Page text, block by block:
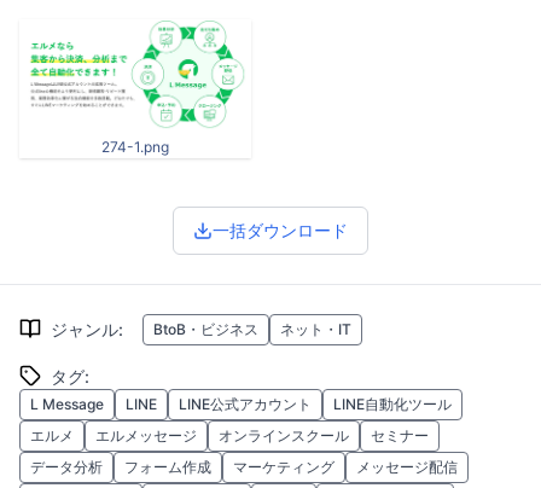
274-1.png
一括ダウンロード
ジャンル: BtoB・ビジネス ネット・IT
タグ:
L Message LINE LINE公式アカウント
LINE自動化ツール
エルメ
エルメッセージ オンラインスクール
セミナー
データ分析
フォーム作成 マーケティング
メッセージ配信